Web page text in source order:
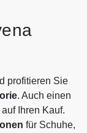
profitieren Sie
. Auch einen
auf Ihren Kauf.
für Schuhe,